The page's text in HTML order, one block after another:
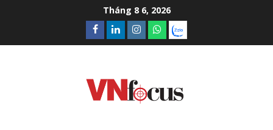
Tháng 8 6, 2026
Facebook
LinkedinInstagram
What’sapp
Zalo